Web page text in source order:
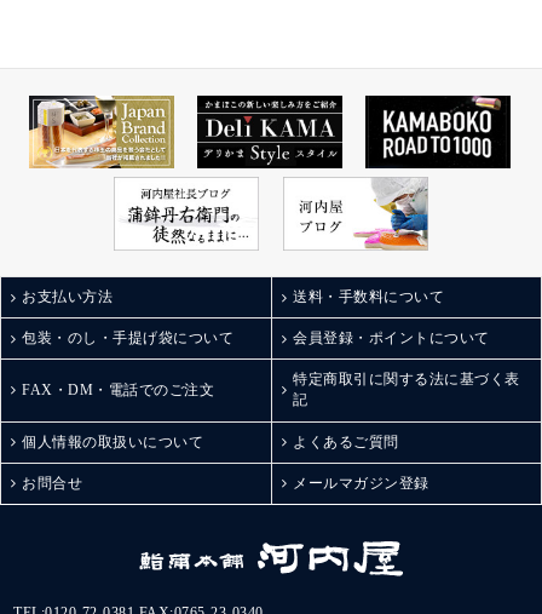
お支払い方法 送料・手数料について
包装・のし・手提げ袋について 会員登録・ポイントについて
FAX・DM・電話でのご注文
特定商取引に関する法に基づく表
記
個人情報の取扱いについて よくあるご質問
お問合せ メールマガジン登録